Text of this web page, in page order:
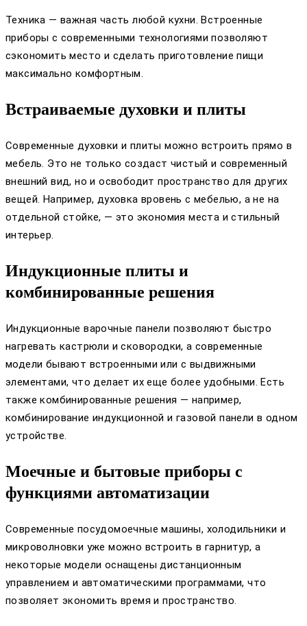
Техника — важная часть любой кухни. Встроенные
приборы с современными технологиями позволяют
сэкономить место и сделать приготовление пищи
максимально комфортным.
Встраиваемые духовки и плиты
Современные духовки и плиты можно встроить прямо в
мебель. Это не только создаст чистый и современный
внешний вид, но и освободит пространство для других
вещей. Например, духовка вровень с мебелью, а не на
отдельной стойке, — это экономия места и стильный
интерьер.
Индукционные плиты и
комбинированные решения
Индукционные варочные панели позволяют быстро
нагревать кастрюли и сковородки, а современные
модели бывают встроенными или с выдвижными
элементами, что делает их еще более удобными. Есть
также комбинированные решения — например,
комбинирование индукционной и газовой панели в одном
устройстве.
Моечные и бытовые приборы с
функциями автоматизации
Современные посудомоечные машины, холодильники и
микроволновки уже можно встроить в гарнитур, а
некоторые модели оснащены дистанционным
управлением и автоматическими программами, что
позволяет экономить время и пространство.